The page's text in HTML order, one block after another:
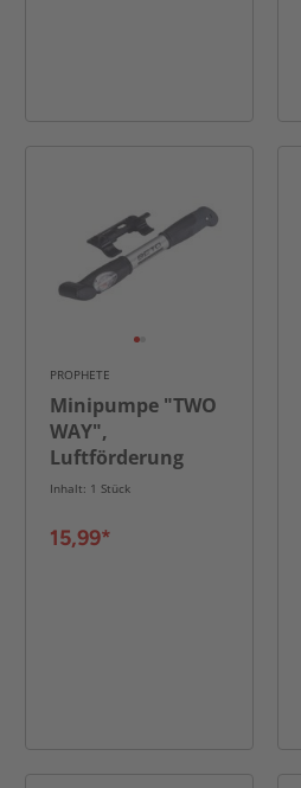
PROPHETE
Minipumpe "TWO
WAY",
Luftförderung
durch Zug und
Manometer,
Inhalt: 1 Stück
15,99*